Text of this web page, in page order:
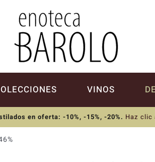
VINOS
en oferta: -10%, -15%, -20%. Haz clic